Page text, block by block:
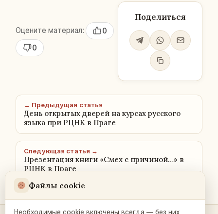
Оцените материал:
0
0
Поделиться
← Предыдущая статья
День открытых дверей на курсах русского
языка при РЦНК в Праге
Следующая статья →
Презентация книги «Смех с причиной…» в
РЦНК в Праге
Файлы cookie
Необходимые cookie включены всегда — без них